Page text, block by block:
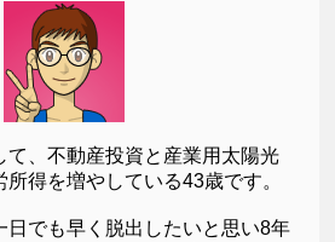
て、不動産投資と産業用太陽光
得を増やしている43歳です。
日でも早く脱出したいと思い8年